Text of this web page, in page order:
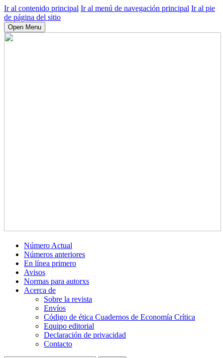
Ir al contenido principal Ir al menú de navegación principal Ir al pie
de página del sitio
Open Menu
Número Actual
Números anteriores
En línea primero
Avisos
Normas para autorxs
Acerca de
Sobre la revista
Envíos
Código de ética Cuadernos de Economía Crítica
Equipo editorial
Declaración de privacidad
Contacto